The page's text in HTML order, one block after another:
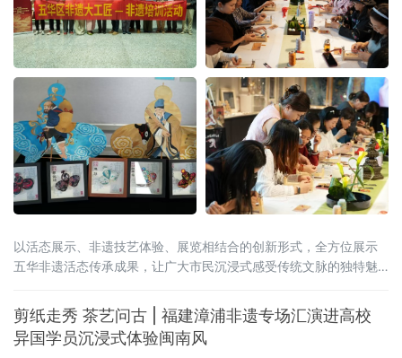
以活态展示、非遗技艺体验、展览相结合的创新形式，全方位展示
五华非遗活态传承成果，让广大市民沉浸式感受传统文脉的独特魅
剪纸走秀 茶艺问古 | 福建漳浦非遗专场汇演进高校
异国学员沉浸式体验闽南风